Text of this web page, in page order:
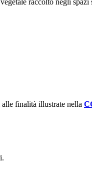
raccolto negli spazi
finalità illustrate nella